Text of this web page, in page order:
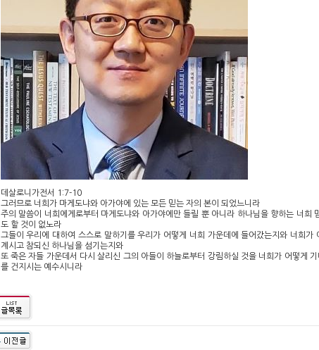
데살로니가전서 1:7-10
그러므로 너희가 마게도냐와 아가야에 있는 모든 믿는 자의 본이 되었느니라
주의 말씀이 너희에게로부터 마게도냐와 아가야에만 들릴 뿐 아니라 하나님을 향하는 너희
도 할 것이 없노라
그들이 우리에 대하여 스스로 말하기를 우리가 어떻게 너희 가운데에 들어갔는지와 너희가
계시고 참되신 하나님을 섬기는지와
또 죽은 자들 가운데서 다시 살리신 그의 아들이 하늘로부터 강림하실 것을 너희가 어떻게
를 건지시는 예수시니라